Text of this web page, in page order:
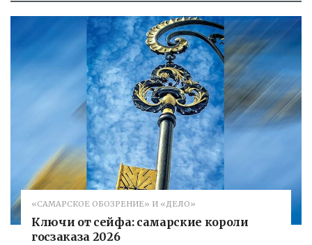
«САМАРСКОЕ ОБОЗРЕНИЕ» И «ДЕЛО»
Ключи от сейфа: самарские короли
госзаказа 2026